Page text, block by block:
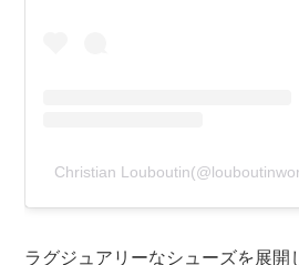
Christian
ラグジュアリーなシューズを展開